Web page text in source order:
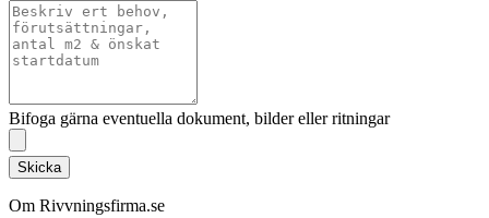
Bifoga gärna eventuella dokument, bilder eller ritningar
Skicka
Om Rivvningsfirma.se